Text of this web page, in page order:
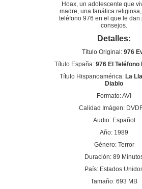
Hoax, un adolescente que
madre, una fanática
teléfono 976 en el que le dan
consejos.
Detalles:
Título Original: 976
Título España: 976 El Teléfono
Título Hispanoamérica: La
Diablo
Formato: AVI
Calidad Imágen:
Audio: Español
Año: 1989
Género: Terror
Duración: 89
País: Estados
Tamaño: 693 MB